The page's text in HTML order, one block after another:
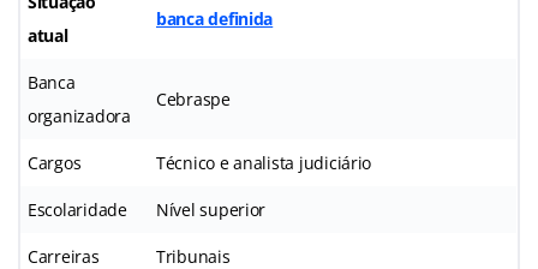
atual
banca definida
Banca
organizadora
Cebraspe
Cargos Técnico e analista judiciário
Escolaridade Nível superior
Carreiras Tribunais